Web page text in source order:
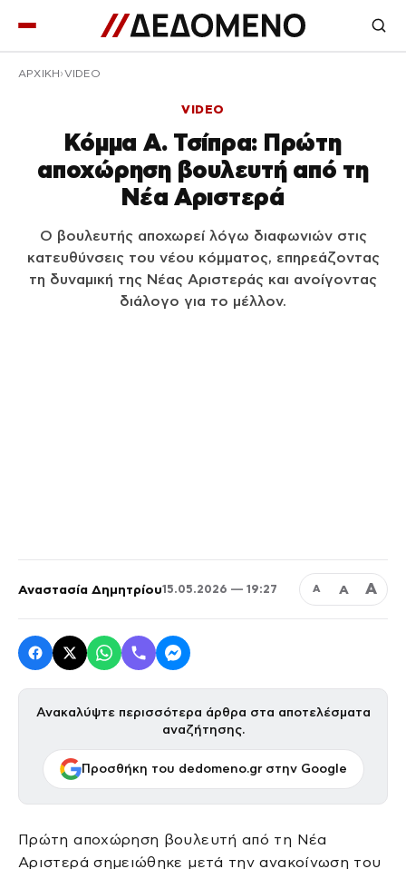
ΑΡΧΙΚΉ VIDEO
VIDEO
Κόμμα Α. Τσίπρα: Πρώτη
αποχώρηση βουλευτή από τη
Νέα Αριστερά
Ο βουλευτής αποχωρεί λόγω διαφωνιών στις
κατευθύνσεις του νέου κόμματος, επηρεάζοντας
τη δυναμική της Νέας Αριστεράς και ανοίγοντας
διάλογο για το μέλλον.
Αναστασία Δημητρίου15.05.2026 — 19:27 Α Α Α
Ανακαλύψτε περισσότερα άρθρα στα αποτελέσματα
αναζήτησης.
Προσθήκη του dedomeno.gr στην Google
Πρώτη αποχώρηση βουλευτή από τη Νέα
Αριστερά σημειώθηκε μετά την ανακοίνωση του